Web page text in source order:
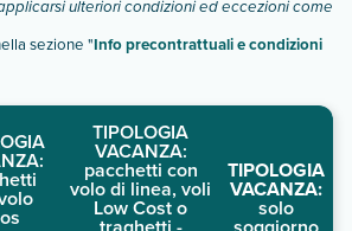
ulteriori condizioni ed eccezioni come
sezione "Info precontrattuali e condizioni
TIPOLOGIA
VACANZA:
pacchetti con
volo di linea, voli
Low Cost o
TIPOLOGIA
VACANZA:
solo